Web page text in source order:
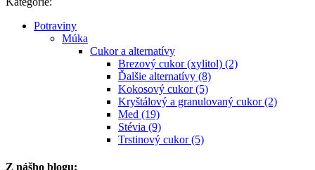
Potraviny
Múka
Cukor a alternatívy
Brezový cukor (xylitol) (2)
Ďalšie alternatívy (8)
Kokosový cukor (5)
Kryštálový a granulovaný cukor (2)
Med (19)
Stévia (9)
Trstinový cukor (5)
Z nášho blogu: